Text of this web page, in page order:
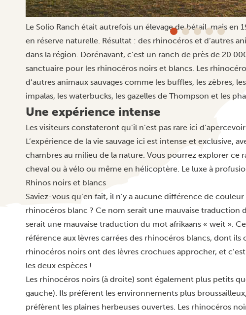
Le Solio Ranch était autrefois un élevage de bétail, mais en
en réserve naturelle. Résultat : des rhinocéros et d’autres
dans la région. Dorénavant, c’est un ranch de près de 20
sanctuaire pour les rhinocéros noirs et blancs. Les
d’autres animaux sauvages comme les buffles, les zèbres,
impalas, les waterbucks, les gazelles de Thompson et les
Une expérience intense
Les visiteurs constateront qu’il n’est pas rare ici
L’expérience de la vie sauvage ici est intense et exclusive,
chambres au milieu de la nature. Vous pourrez explorer ce
cheval ou à vélo ou même en hélicoptère. Le luxe à
Rhinos noirs et blancs
Saviez-vous qu’en fait, il n’y a aucune différence de
rhinocéros blanc ? Ce nom serait une mauvaise traduction
serait une mauvaise traduction du mot afrikaans « weit ».
référence aux lèvres carrées des rhinocéros blancs, dont
rhinocéros noirs ont des lèvres crochues approcher, et
les deux espèces !
Les rhinocéros noirs (à droite) sont également plus petits
gauche). Ils préfèrent les environnements plus
préfèrent les plaines herbeuses ouvertes. Les rhinocéros